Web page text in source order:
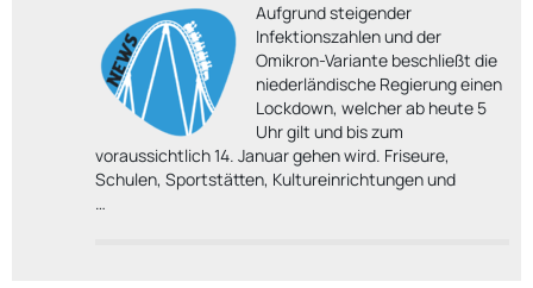
Aufgrund steigender
Infektionszahlen und der
Omikron-Variante beschließt die
niederländische Regierung einen
Lockdown, welcher ab heute 5
Uhr gilt und bis zum
voraussichtlich 14. Januar gehen wird. Friseure,
Schulen, Sportstätten, Kultureinrichtungen und
…